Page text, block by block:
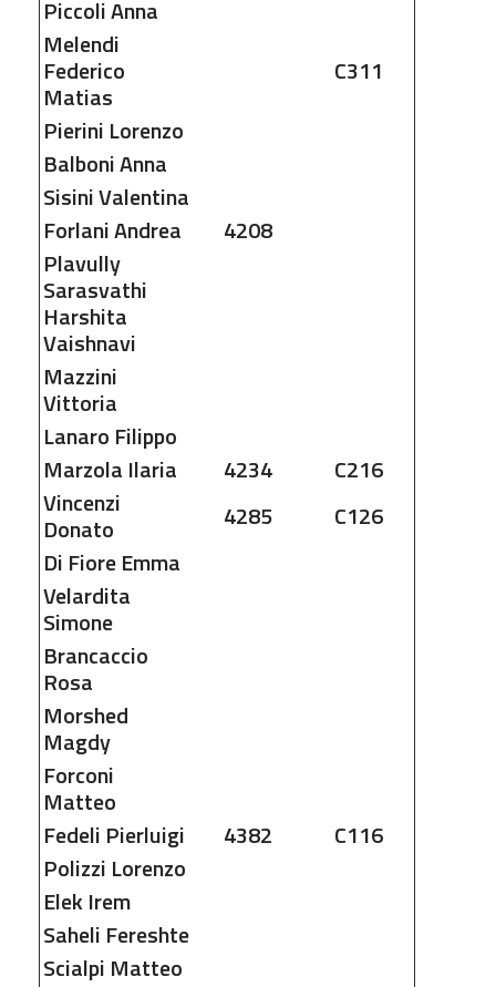
PiccoliAnna
Melendi
Federico
Matias
C311
Pierini Lorenzo
BalboniAnna
SisiniValentina
ForlaniAndrea
4208
Plavully
Sarasvathi
Harshita
Vaishnavi
Mazzini
Vittoria
Lanaro Filippo
Marzola Ilaria 4234
C216
Vincenzi
Donato 4285
C126
Di FioreEmma
Velardita
Simone
Brancaccio
Rosa
Morshed
Magdy
Forconi
Matteo
Fedeli Pierluigi 4382
C116
Polizzi Lorenzo
ElekIrem
Saheli Fereshte
Scialpi Matteo